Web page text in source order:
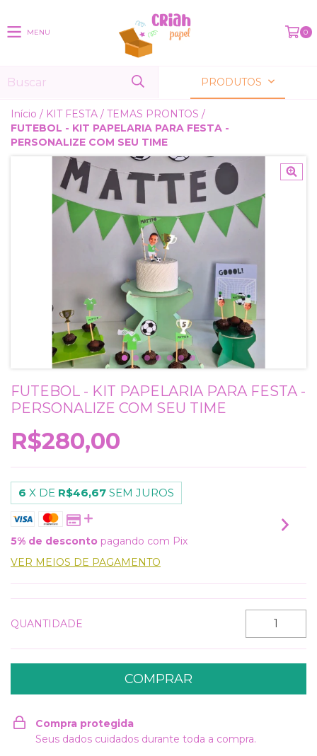
MENU 0
PRODUTOS
Início / KIT FESTA / TEMAS PRONTOS /
FUTEBOL - KIT PAPELARIA PARA FESTA -
PERSONALIZE COM SEU TIME
FUTEBOL - KIT PAPELARIA PARA FESTA -
PERSONALIZE COM SEU TIME
R$280,00
6 X DE R$46,67 SEM JUROS
5% de desconto pagando com Pix
VER MEIOS DE PAGAMENTO
QUANTIDADE
Compra protegida
Seus dados cuidados durante toda a compra.